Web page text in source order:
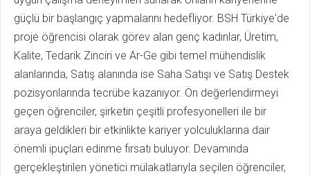
güçlü bir başlangıç yapmalarını hedefliyor. BSH Türkiye'de
proje öğrencisi olarak görev alan genç kadınlar, Üretim,
Kalite, Tedarik Zinciri ve Ar-Ge gibi temel mühendislik
alanlarında, Satış alanında ise Saha Satışı ve Satış Destek
pozisyonlarında tecrübe kazanıyor. Ön değerlendirmeyi
geçen öğrenciler, şirketin çeşitli profesyonelleri ile bir
araya geldikleri bir etkinlikte kariyer yolculuklarına dair
önemli ipuçları edinme fırsatı buluyor. Devamında
gerçekleştirilen yönetici mülakatlarıyla seçilen öğrenciler,